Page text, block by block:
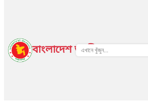
বাংলাদেশ জাতীয় তথ্য বাতায়ন